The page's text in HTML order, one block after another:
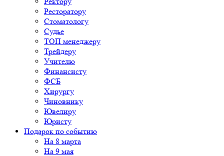
Ресторатору
Стоматологу
Судье
ТОП менеджеру
Трейдеру
Учителю
Финансисту
ФСБ
Хирургу
Чиновнику
Ювелиру
Юристу
Подарок по событию
На 8 марта
На 9 мая